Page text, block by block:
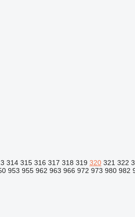
314 315 316 317 318 319 320 321 322
953 955 962 963 966 972 973 980 982